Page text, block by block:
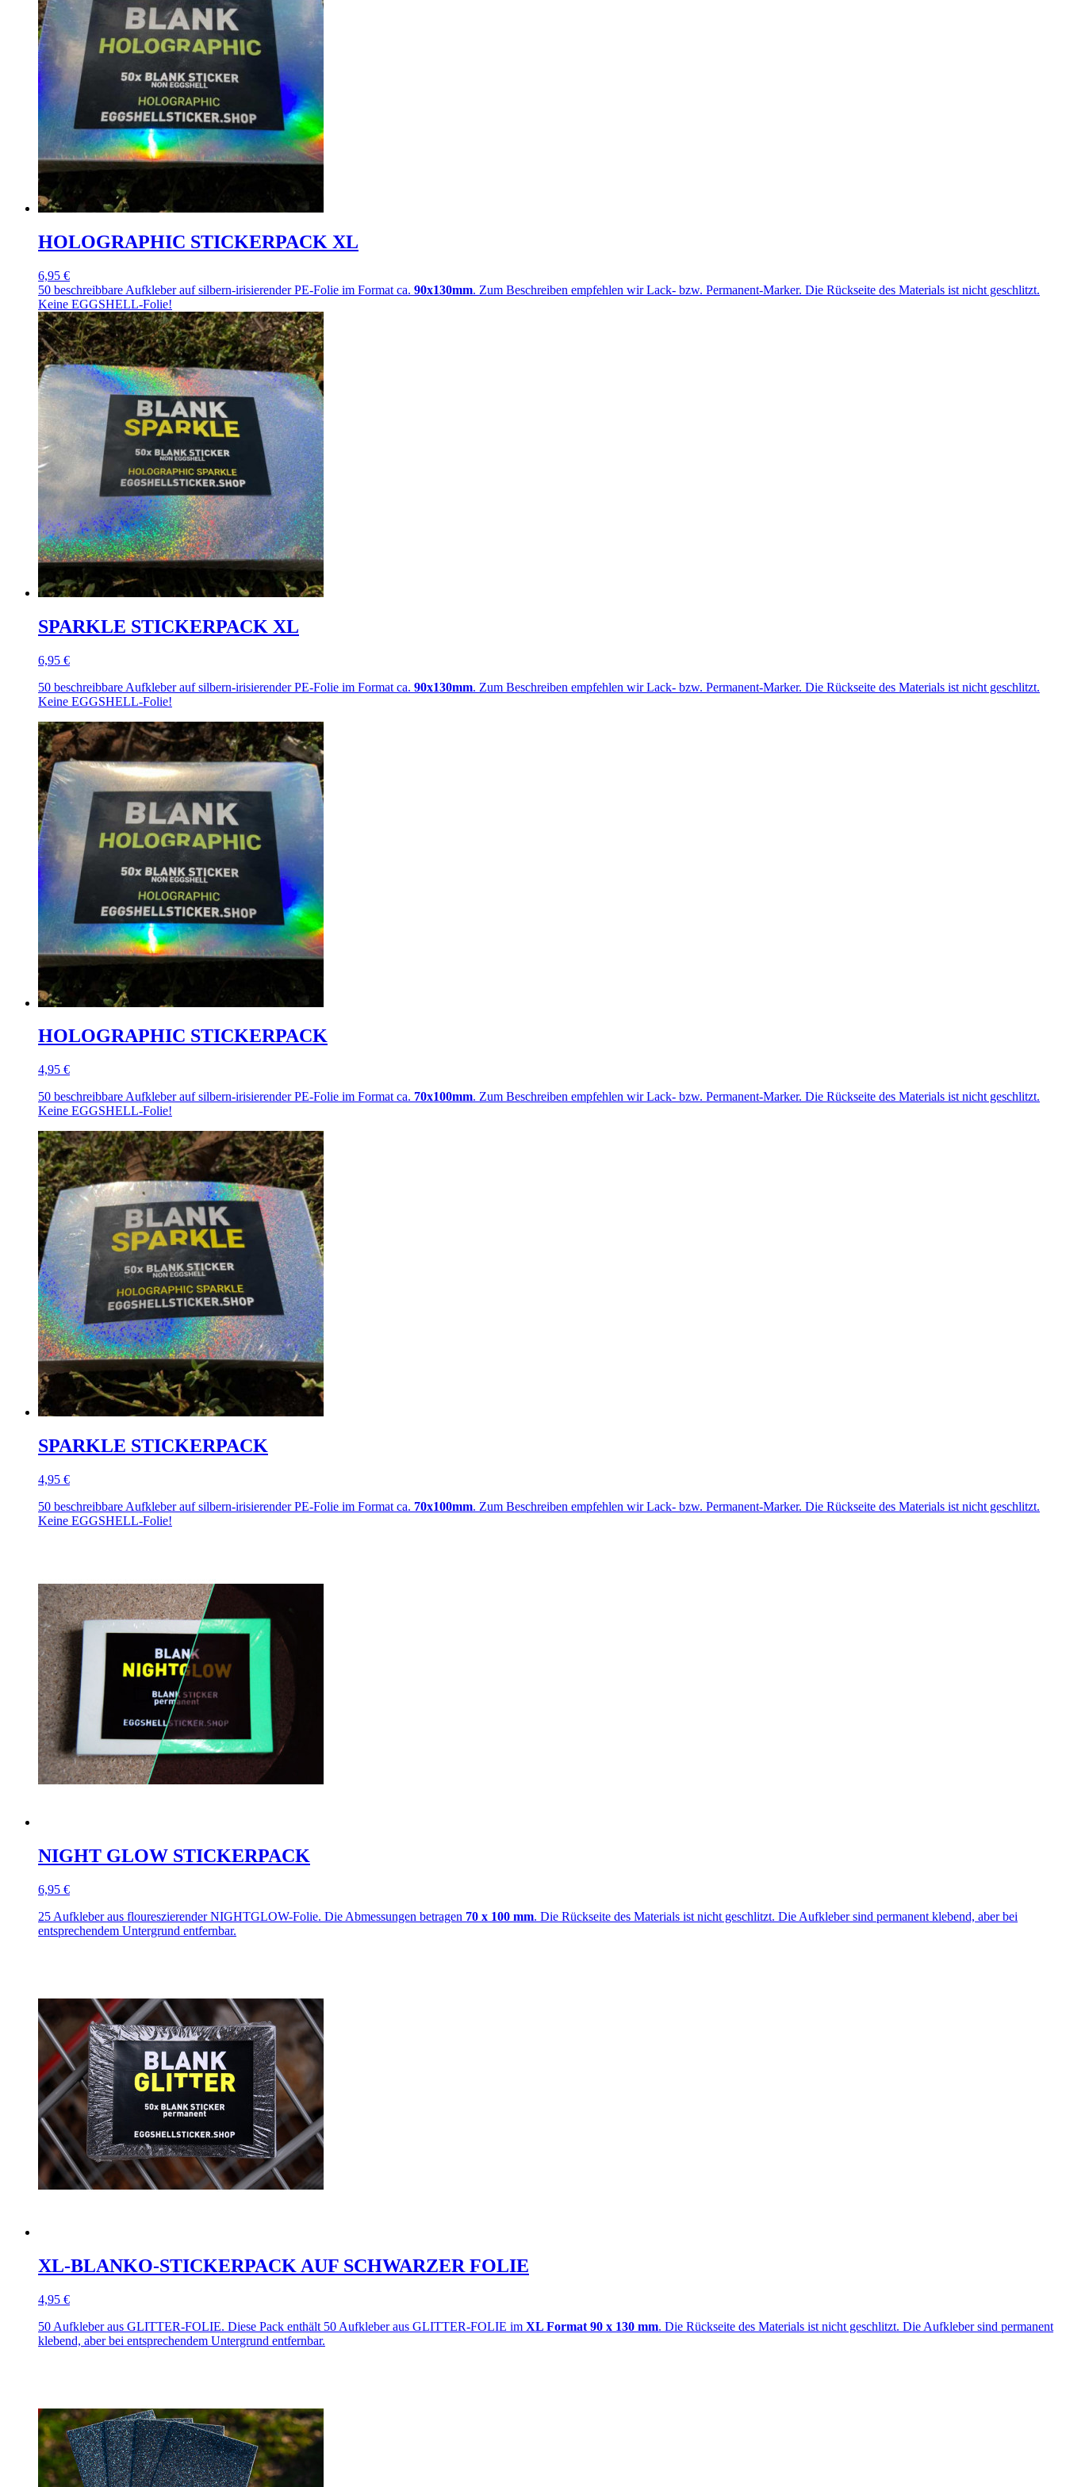
HOLOGRAPHIC STICKERPACK XL
6,95 €
50 beschreibbare Aufkleber auf silbern-irisierender PE-Folie im Format ca. 90x130mm. Zum Beschreiben empfehlen wir Lack- bzw. Permanent-Marker. Die Rückseite des Materials ist nicht geschlitzt.
Keine EGGSHELL-Folie!
SPARKLE STICKERPACK XL
6,95 €
50 beschreibbare Aufkleber auf silbern-irisierender PE-Folie im Format ca. 90x130mm. Zum Beschreiben empfehlen wir Lack- bzw. Permanent-Marker. Die Rückseite des Materials ist nicht geschlitzt.
Keine EGGSHELL-Folie!
HOLOGRAPHIC STICKERPACK
4,95 €
50 beschreibbare Aufkleber auf silbern-irisierender PE-Folie im Format ca. 70x100mm. Zum Beschreiben empfehlen wir Lack- bzw. Permanent-Marker. Die Rückseite des Materials ist nicht geschlitzt.
Keine EGGSHELL-Folie!
SPARKLE STICKERPACK
4,95 €
50 beschreibbare Aufkleber auf silbern-irisierender PE-Folie im Format ca. 70x100mm. Zum Beschreiben empfehlen wir Lack- bzw. Permanent-Marker. Die Rückseite des Materials ist nicht geschlitzt.
Keine EGGSHELL-Folie!
NIGHT GLOW STICKERPACK
6,95 €
25 Aufkleber aus floureszierender NIGHTGLOW-Folie. Die Abmessungen betragen 70 x 100 mm. Die Rückseite des Materials ist nicht geschlitzt. Die Aufkleber sind permanent klebend, aber bei
entsprechendem Untergrund entfernbar.
XL-BLANKO-STICKERPACK AUF SCHWARZER FOLIE
4,95 €
50 Aufkleber aus GLITTER-FOLIE. Diese Pack enthält 50 Aufkleber aus GLITTER-FOLIE im XL Format 90 x 130 mm. Die Rückseite des Materials ist nicht geschlitzt. Die Aufkleber sind permanent
klebend, aber bei entsprechendem Untergrund entfernbar.